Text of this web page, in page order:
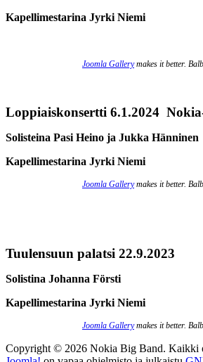
Kapellimestarina Jyrki Niemi
Joomla Gallerymakes it better.
Loppiaiskonsertti 6.1.2024
Solisteina Pasi Heino ja Jukka Hänninen
Kapellimestarina Jyrki Niemi
Joomla Gallerymakes it better.
Tuulensuun palatsi 22.9.2023
Solistina Johanna Försti
Kapellimestarina Jyrki Niemi
Joomla Gallerymakes it better.
Copyright © 2026 Nokia Big Band. Kaikki